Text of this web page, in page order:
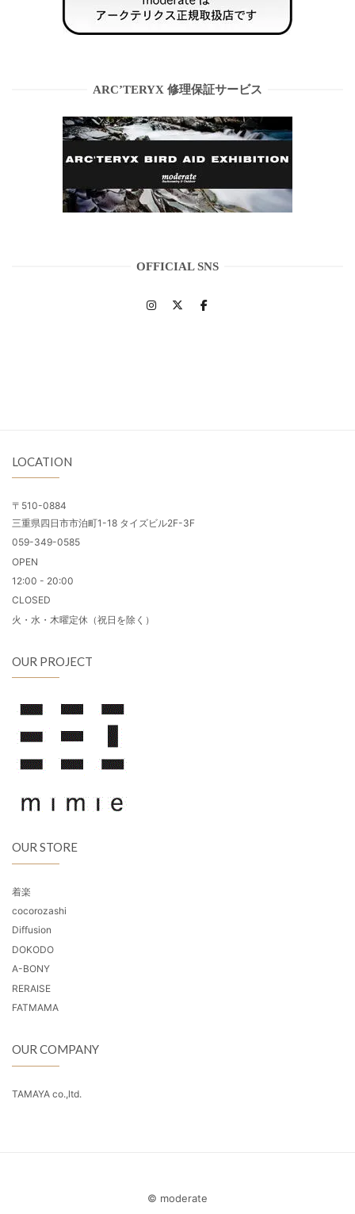
ARC’TERYX 修理保証サービス
OFFICIAL SNS
LOCATION
〒510-0884
三重県四日市市泊町1-18 タイズビル2F-3F
059-349-0585
OPEN
12:00 - 20:00
CLOSED
火・水・木曜定休（祝日を除く）
OUR PROJECT
OUR STORE
着楽
cocorozashi
Diffusion
DOKODO
A-BONY
RERAISE
FATMAMA
OUR COMPANY
TAMAYA co.,ltd.
© moderate